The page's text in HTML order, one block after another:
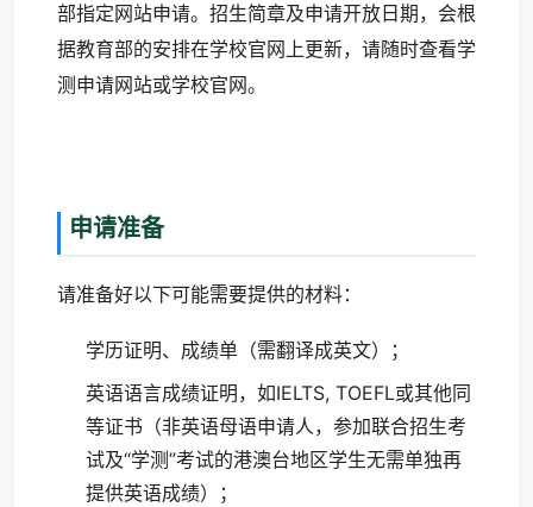
部指定网站申请。招生简章及申请开放日期，会根
据教育部的安排在学校官网上更新，请随时查看学
测申请网站或学校官网。
申请准备
请准备好以下可能需要提供的材料：
学历证明、成绩单（需翻译成英文）；
英语语言成绩证明，如IELTS, TOEFL或其他同
等证书（非英语母语申请人，参加联合招生考
试及“学测”考试的港澳台地区学生无需单独再
提供英语成绩）；